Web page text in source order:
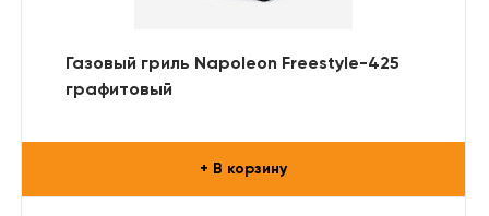
Газовый гриль Napoleon Freestyle-425
графитовый
+ В корзину